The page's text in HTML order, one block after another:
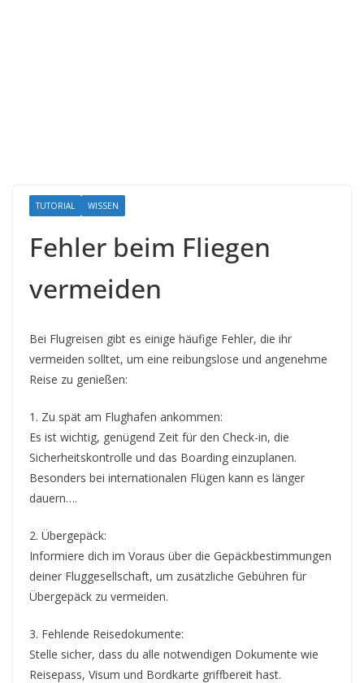
TUTORIAL WISSEN
Fehler beim Fliegen
vermeiden
Bei Flugreisen gibt es einige häufige Fehler, die ihr
vermeiden solltet, um eine reibungslose und angenehme
Reise zu genießen:
1. Zu spät am Flughafen ankommen:
Es ist wichtig, genügend Zeit für den Check-in, die
Sicherheitskontrolle und das Boarding einzuplanen.
Besonders bei internationalen Flügen kann es länger
dauern….
2. Übergepäck:
Informiere dich im Voraus über die Gepäckbestimmungen
deiner Fluggesellschaft, um zusätzliche Gebühren für
Übergepäck zu vermeiden.
3. Fehlende Reisedokumente:
Stelle sicher, dass du alle notwendigen Dokumente wie
Reisepass, Visum und Bordkarte griffbereit hast.